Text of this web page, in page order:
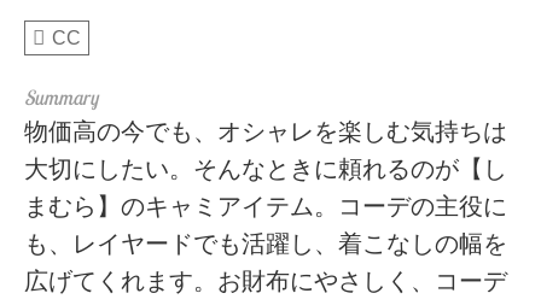
CC
物価高の今でも、オシャレを楽しむ気持ちは
大切にしたい。そんなときに頼れるのが【し
まむら】のキャミアイテム。コーデの主役に
も、レイヤードでも活躍し、着こなしの幅を
広げてくれます。お財布にやさしく、コーデ